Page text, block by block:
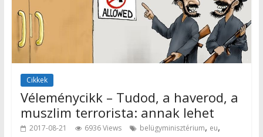
Cikkek
Véleménycikk – Tudod, a haverod, a
muszlim terrorista: annak lehet
2017-08-21 6936 Views belügyminisztérium, eu,